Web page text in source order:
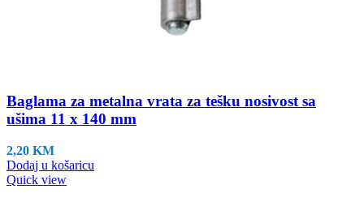
Baglama za metalna vrata za tešku nosivost sa
ušima 11 x 140 mm
2,20 KM
Dodaj u košaricu
Quick view